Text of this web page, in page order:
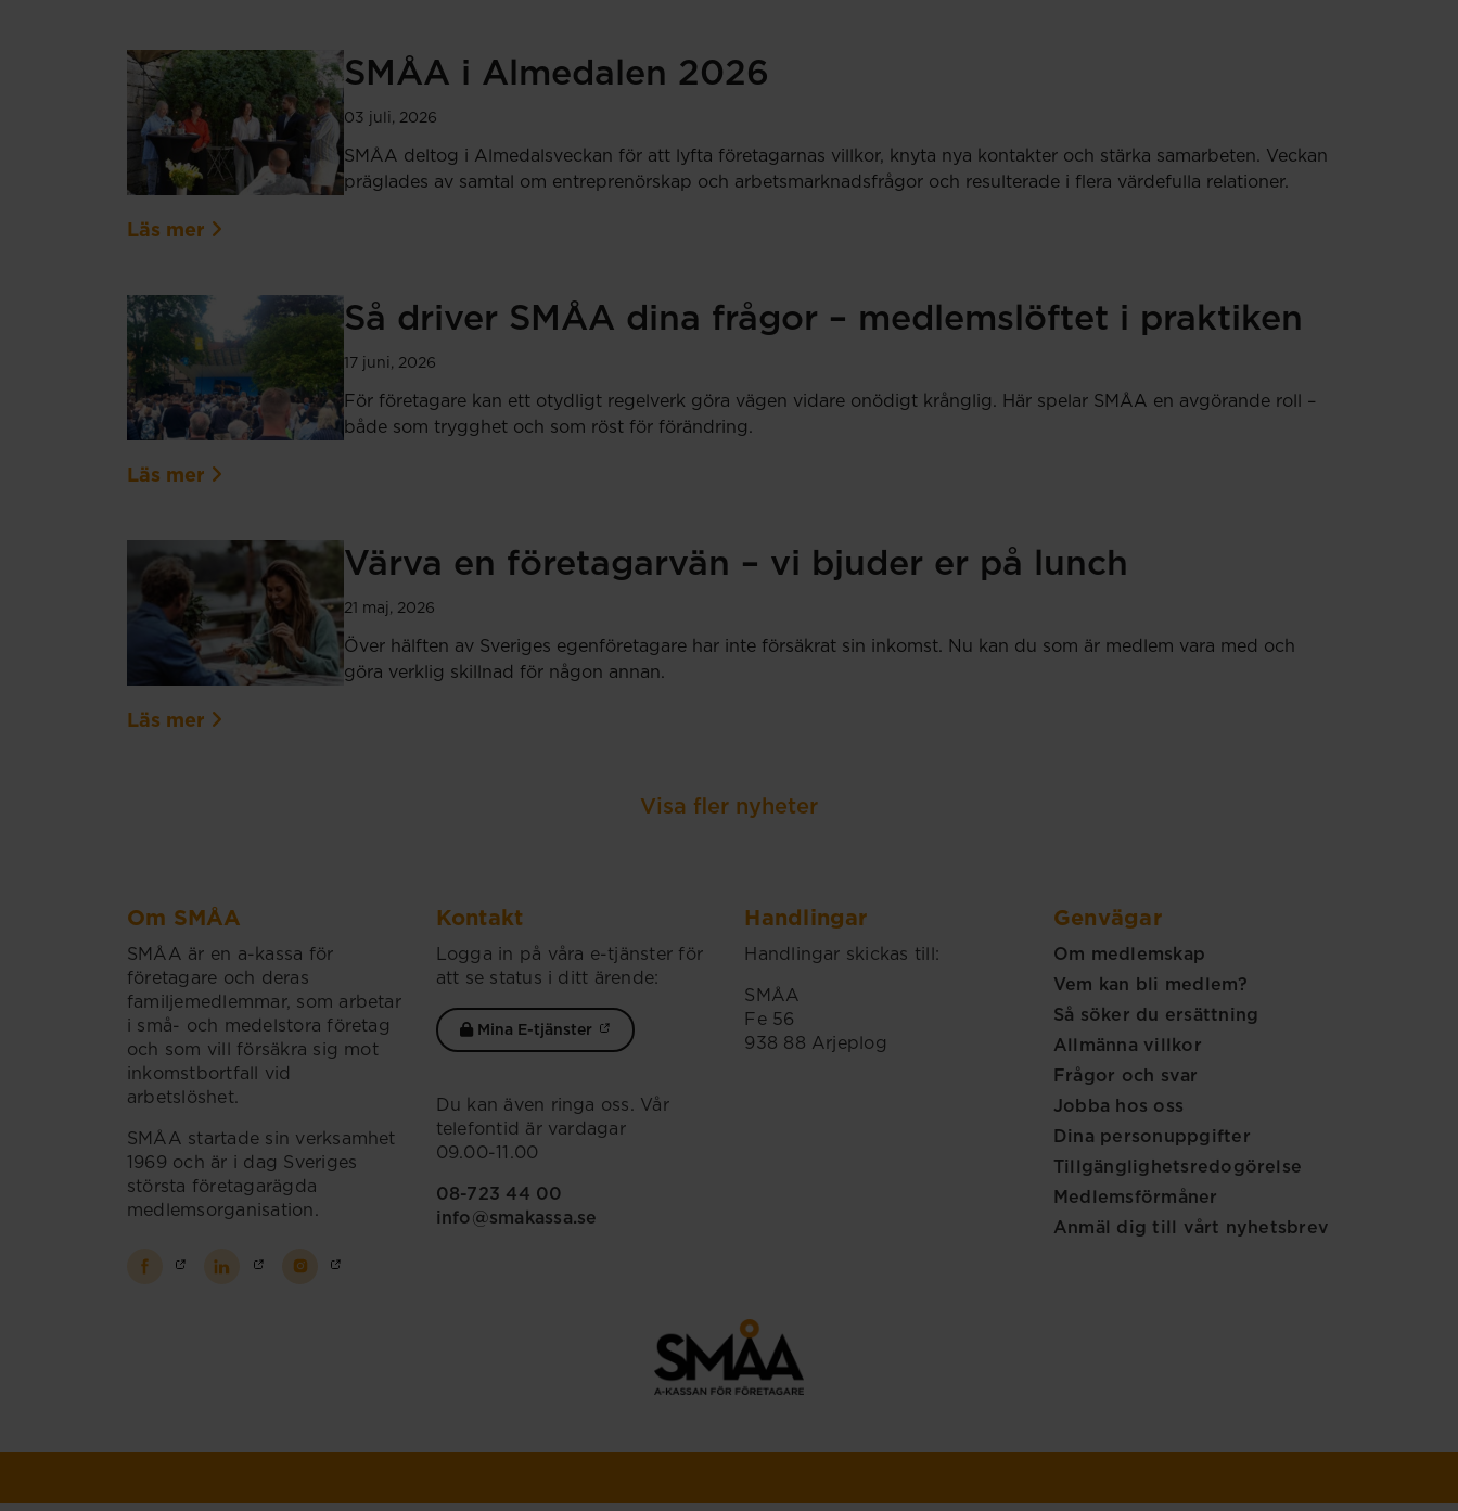
SMÅA i Almedalen 2026
03 juli, 2026
SMÅA deltog i Almedalsveckan för att lyfta företagarnas villkor, knyta nya kontakter och stärka samarbeten. Veckan
präglades av samtal om entreprenörskap och arbetsmarknadsfrågor och resulterade i flera värdefulla relationer.
Läs mer
Så driver SMÅA dina frågor – medlemslöftet i praktiken
17 juni, 2026
För företagare kan ett otydligt regelverk göra vägen vidare onödigt krånglig. Här spelar SMÅA en avgörande roll –
både som trygghet och som röst för förändring.
Läs mer
Värva en företagarvän – vi bjuder er på lunch
21 maj, 2026
Över hälften av Sveriges egenföretagare har inte försäkrat sin inkomst. Nu kan du som är medlem vara med och
göra verklig skillnad för någon annan.
Läs mer
Visa fler nyheter
Om SMÅA
SMÅA är en a-kassa för
företagare och deras
familjemedlemmar, som arbetar
i små- och medelstora företag
och som vill försäkra sig mot
inkomstbortfall vid
arbetslöshet.
SMÅA startade sin verksamhet
1969 och är i dag Sveriges
största företagarägda
medlemsorganisation.
Kontakt
Logga in på våra e-tjänster för
att se status i ditt ärende:
Mina E-tjänster
Du kan även ringa oss. Vår
telefontid är vardagar
09.00-11.00
08-723 44 00
info@smakassa.se
Handlingar
Handlingar skickas till:
SMÅA
Fe 56
938 88 Arjeplog
Genvägar
Om medlemskap
Vem kan bli medlem?
Så söker du ersättning
Allmänna villkor
Frågor och svar
Jobba hos oss
Dina personuppgifter
Tillgänglighetsredogörelse
Medlemsförmåner
Anmäl dig till vårt nyhetsbrev